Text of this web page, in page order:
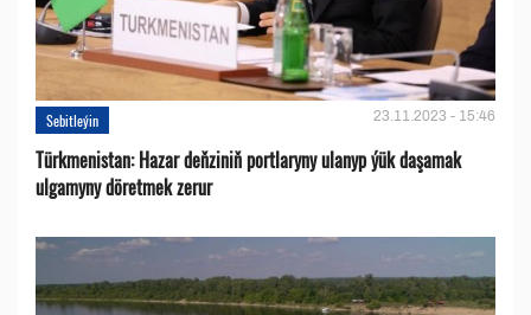
Sebitleýin 23.11.2023 - 15:46
Türkmenistan: Hazar deňziniň portlaryny ulanyp ýük daşamak
ulgamyny döretmek zerur